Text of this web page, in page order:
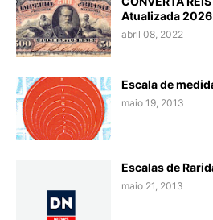
Atualizada
abril 08, 2022
Escala de
maio 19, 2013
Escalas de
maio 21, 2013